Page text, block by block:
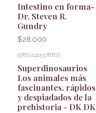
Intestino en forma-
Dr. Steven R.
Gundry
$28.000
9780241537862
Superdinosaurios
Los animales más
fascinantes, rápidos
y despiadados de la
prehistoria - DK DK